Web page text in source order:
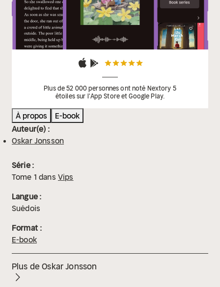
Plus de 52 000 personnes ont noté Nextory 5
étoiles sur l'App Store et Google Play.
À propos
E-book
Auteur(e) :
Oskar Jonsson
Série :
Tome 1 dans Vips
Langue :
Suédois
Format :
E-book
Plus de Oskar Jonsson